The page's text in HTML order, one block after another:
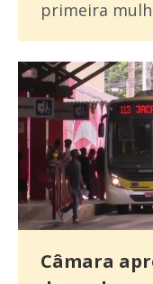
primeira
Câmara